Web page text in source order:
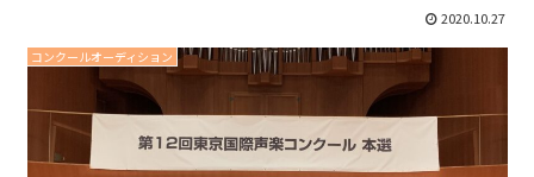
2020.10.27
コンクールオーディション